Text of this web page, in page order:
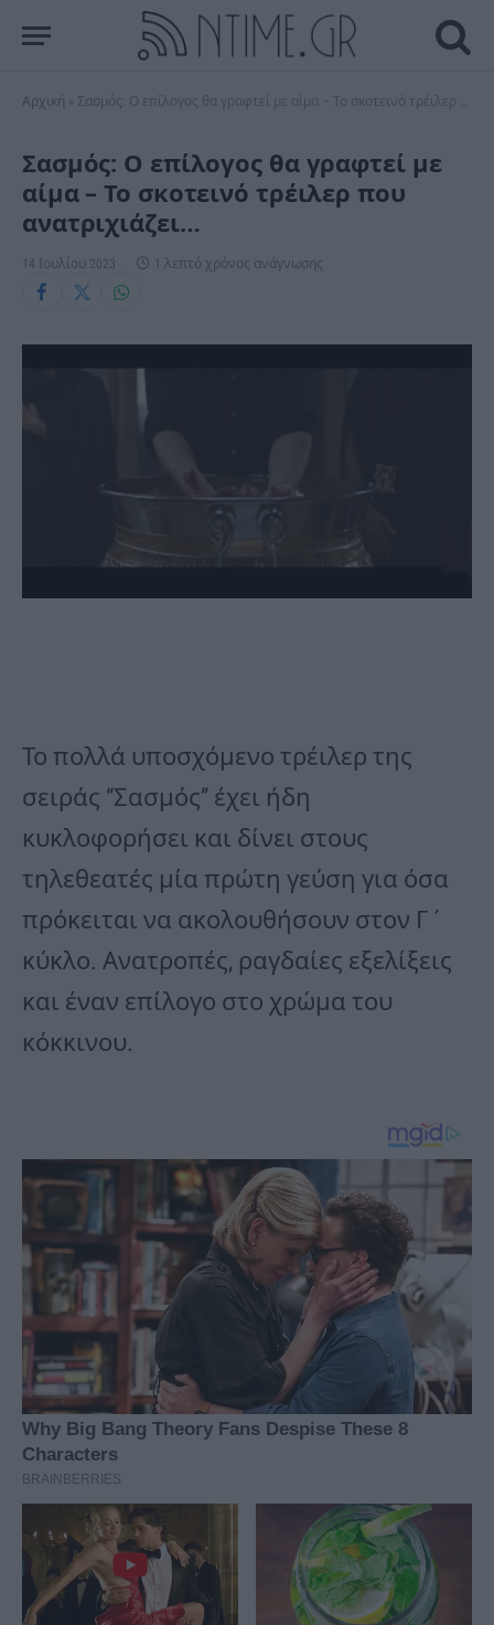
Αρχική Σασμός: Ο επίλογος θα γραφτεί με αίμα – Το σκοτεινό τρέιλερ που ανατριχιάζει…
Σασμός: Ο επίλογος θα γραφτεί με
αίμα – Το σκοτεινό τρέιλερ που
ανατριχιάζει…
14 Ιουλίου 2023 1 λεπτό χρόνος ανάγνωσης
Το πολλά υποσχόμενο τρέιλερ της
σειράς “Σασμός” έχει ήδη
κυκλοφορήσει και δίνει στους
τηλεθεατές μία πρώτη γεύση για όσα
πρόκειται να ακολουθήσουν στον Γ΄
κύκλο. Ανατροπές, ραγδαίες εξελίξεις
και έναν επίλογο στο χρώμα του
κόκκινου.